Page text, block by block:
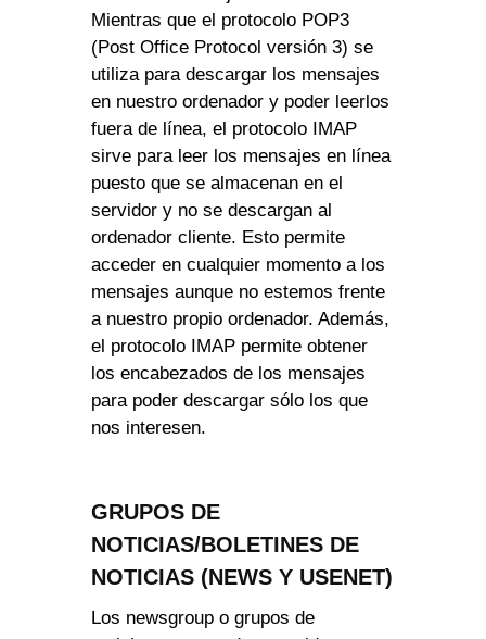
Mientras que el protocolo POP3
(Post Office Protocol versión 3) se
utiliza para descargar los mensajes
en nuestro ordenador y poder leerlos
fuera de línea, el protocolo IMAP
sirve para leer los mensajes en línea
puesto que se almacenan en el
servidor y no se descargan al
ordenador cliente. Esto permite
acceder en cualquier momento a los
mensajes aunque no estemos frente
a nuestro propio ordenador. Además,
el protocolo IMAP permite obtener
los encabezados de los mensajes
para poder descargar sólo los que
nos interesen.
GRUPOS DE
NOTICIAS/BOLETINES DE
NOTICIAS (NEWS Y USENET)
Los newsgroup o grupos de